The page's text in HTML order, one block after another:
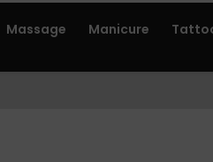
Massage Manicure